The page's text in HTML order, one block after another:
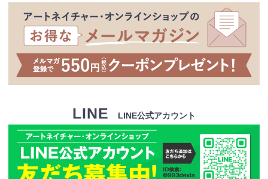
LINE LINE公式アカウント